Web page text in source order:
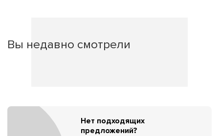
Вы недавно смотрели
Нет подходящих
предложений?